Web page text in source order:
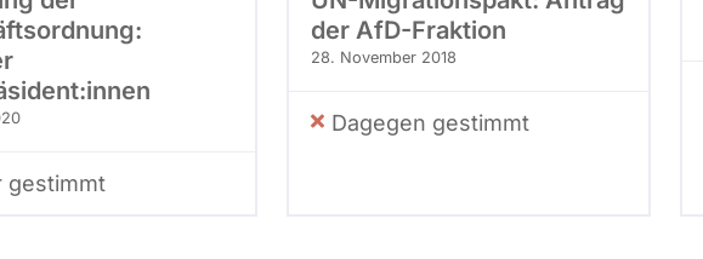
gestimmt
der AfD-Fraktion
28. November 2018
Dagegen gestimmt